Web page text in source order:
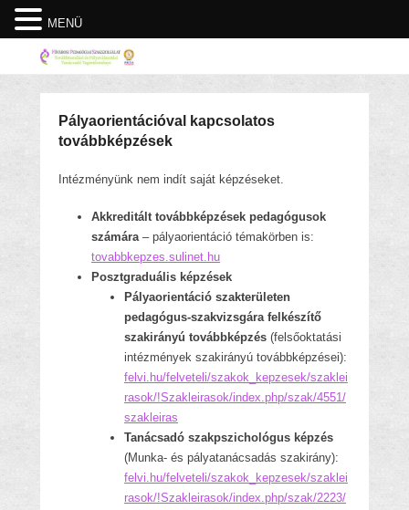
Pályaorientációval kapcsolatos
továbbképzések
Intézményünk nem indít saját képzéseket.
Akkreditált továbbképzések pedagógusok
számára– pályaorientáció témakörben is:
tovabbkepzes.sulinet.hu
Posztgraduális képzések
Pályaorientáció szakterületen
pedagógus-szakvizsgára felkészítő
szakirányú továbbképzés (felsőoktatási
intézmények szakirányú továbbképzései):
felvi.hu/felveteli/szakok_kepzesek/szaklei
rasok/!Szakleirasok/index.php/szak/4551/
szakleiras
Tanácsadó szakpszichológus képzés
(Munka- és pályatanácsadás szakirány):
felvi.hu/felveteli/szakok_kepzesek/szaklei
rasok/!Szakleirasok/index.php/szak/2223/
MENÜ